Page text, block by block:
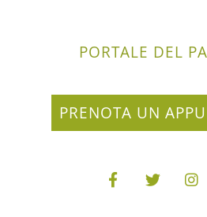
PORTALE DEL
PRENOTA UN